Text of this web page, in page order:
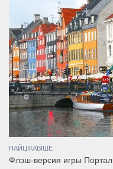
НАЙЦІКАВІШЕ
Флэш-версия игры Портал